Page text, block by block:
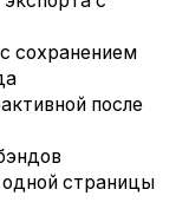
сохранением
после
страницы